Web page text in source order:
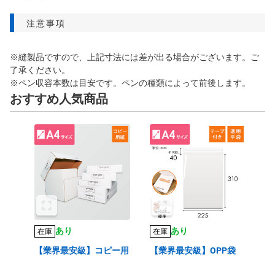
注意事項
※縫製品ですので、上記寸法には差が出る場合がございます。ご
了承ください。
※ペン収容本数は目安です。ペンの種類によって前後します。
おすすめ人気商品
在庫 あり
【業界最安級】コピー用
在庫 あり
【業界最安級】OPP袋